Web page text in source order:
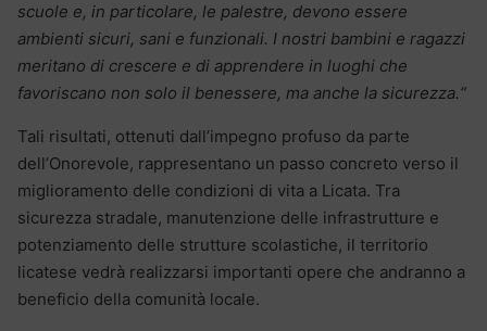
scuole e, in particolare, le palestre, devono essere
ambienti sicuri, sani e funzionali. I nostri bambini e ragazzi
meritano di crescere e di apprendere in luoghi che
favoriscano non solo il benessere, ma anche la sicurezza.“
Tali risultati, ottenuti dall’impegno profuso da parte
dell’Onorevole, rappresentano un passo concreto verso il
miglioramento delle condizioni di vita a Licata. Tra
sicurezza stradale, manutenzione delle infrastrutture e
potenziamento delle strutture scolastiche, il territorio
licatese vedrà realizzarsi importanti opere che andranno a
beneficio della comunità locale.